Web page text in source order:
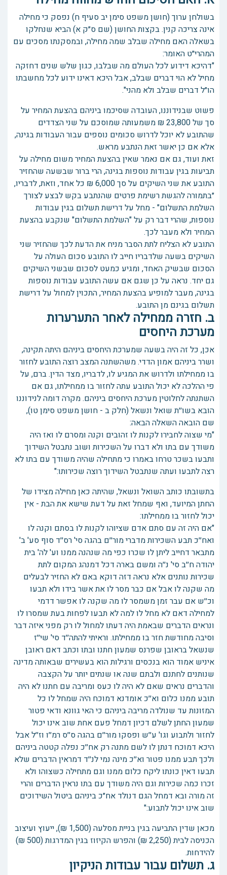
בשולחן ערוך (חושן משפט סימן יב סעיף ח) נפסק כי מחילה
אינה צריכה קנין. בקצות החושן (שם ס״ק א) הביא שנחלקו
בשאלה האם מחילה שבלב שמה מחילה, ובמסקנתו מסכים עם
המהרי״ט האומר:
"דהיכא דידוע לכל העולם מה שבלבו, כגון שלש שנים דחזקה
מחיל לא הוי דברים שבלב, אבל היכא דאינו ידוע לכל מחשבתו
הו״ל דברים שבלב ולא מהני".
פשוט שבנידוננו, העובדה שסיכמו ביניהם בהצעת המחיר על
סך של 23,800 ₪ משמעותה שמוסכם על שני הצדדים
שהתובע לא יוכל לדרוש סכומים נוספים עבור העבודות בגינה,
אלא אם כן יאשר זאת הנתבע מראש.
זאת ועוד, גם אם נאמר שאין בהצעת המחיר משום מחילה על
תביעות בגין עבודות נוספות בגינה, הרי ברור שבשעה שהחזיר
התובע את שני השיקים על סך 6,000 ₪ כל אחד, וזאת, לדבריו,
״בתמורה להגשת רשימת פרטים שהנתבע בקש לבצע לצורך
השלמת התשלום" - מחל על דרישת תשלום בגין עבודות
נוספות, שהרי דבר רק על "השלמת התשלום" שנקבע בהצעת
המחיר ולא מעבר לכך.
התובע לא הצליח לתת הסבר מניח את הדעת לכך שהחזיר שני
השיקים בשעה שלדבריו חייב לו התובע סכום העולה על
הסכום שבשיק האחד, ומגיע כמעט לסכום שבשני השיקים
גם יחד. נראה על כן שגם אם עשה התובע עבודות נוספות
בגינה, מעבר למופיע בהצעת המחיר, התכוין למחול על דרישת
תשלום בגינם מן התובע.
ב. חזרה ממחילה לאחר התערערות
מערכת היחסים
אכן, כל זה היה בשעה שמערכת היחסים ביניהם היתה תקינה,
ושרר ביניהם אמון הדדי. משהשתנה המצב רוצה התובע לחזור
בו ממחילתו ולדרוש את המגיע לו, לדבריו, מצד הדין. ברם, על
פי ההלכה לא יכול התובע עתה לחזור בו ממחילתו, גם אם
השתנתה לחלוטין מערכת היחסים ביניהם. מקרה דומה לנידוננו
הובא בשו׳׳ת שואל ונשאל (חלק ב - חושן משפט סימן טו),
שם הובאה השאלה הבאה:
"מי שצוה לחבירו לקנות לו זהובים וקנה ומסרם לו ואז היה
משודך עם בתו ולא דברו על השכירות ושוב נתבטל השידוך
ותבעו בשכר טרחו באמרו כי מתחילה שהיה משודך עם בתו לא
רצה לתבעו ועתה שנתבטל השידוך רוצה שכירותו:"
בתשובתו כותב השואל ונשאל, שהיתה כאן מחילה מצידו של
החתן המיועד, ואף שמחל זאת על דעת שישא את הבת - אין
יכול לחזור בו ממחילתו:
"אם היה זה עם סתם אדם שציוהו לקנות לו בסתם וקנה לו
ואח׳׳כ תבע השכירות מדברי מור׳׳ם בהגה סי' רס׳׳ד סוף סע' ב'
מתבאר דחייב ליתן לו שכרו כפי מה שנהנה ממנו וע' לה' בית
יהודה ח׳׳ב סי' נ׳׳ה ומשם בארה דכל דמנהג המקום לתת
שכירות נותנים אלא נראה דזה דוקא באם לא החזיר לבעלים
מה שקנה לו אבל אם כבר מסר לו את אשר בידו ולא תבעו
וכ׳׳ש אם עבר זמן משמסר לו מה שקנה לו אפשר דדמי
למחילה דאם לא מחל לו למה לא תבעו לפחות בעת שמסרו לו
ונראים הדברים שבאמת היה דעתו למחול לו רק מפני איזה דבר
וסיבה מחודשת חזר בו ממחילתו. וראיתי להתה׳׳ד סי' שי׳׳ז
שנשאל בראובן שפרנס שמעון חתנו ובתו וכתב דאם ראובן
איניש אמוד הוא בנכסים ורגילות הוא בעשירים שבאותה מדינה
שנותנים לחתנם ולבתם שנה או שנתים יותר על הקצבה
והדברים נראים שאם לא היה לו כעס ומריבה עם חתנו לא היה
תובע ממנו כלום וא׳׳כ אומדנא דמוכח היה שמחל לו כל
המזונות עד שנולדה מריבה ביניהם כי האי גוונא ודאי פטור
שמעון החתן לשלם דכיון דמחל פעם אחת שוב אינו יכול
לחזור ולתבוע וגו' ע׳׳ש ופסקו מור׳׳ם בהגה ס׳׳ס רמ׳׳ו וז׳׳ל אבל
היכא דמוכח דנתן לו לשם מתנה רק אח׳׳כ נפלה קטטה ביניהם
ולכך תבע ממנו פטור וא׳׳כ מינה נמי לנ׳׳ד דמראין הדברים שלא
תבעו דאין כונתו ליקח כלום ממנו וגם מתחילה כשצוהו ולא
זכרו כמה שכירות וגם היה משודך עם בתו נראין הדברים והרי
זה מורה ובא דמחל הגם דנולד אח״כ ביניהם ביטול השידוכים
שוב אינו יכול לתבוע:"
מכאן שדין התביעה בגין בניית מסלעה (1,500 ₪), ייעוץ ועיצוב
הכניסה לבית (2,250 ₪) והפרש הקיזוז בגין המדרגות (500 ₪)
להידחות.
ג. תשלום עבור עבודות הניקיון